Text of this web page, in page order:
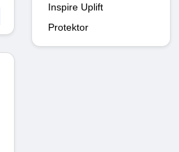
Inspire Uplift
Protektor